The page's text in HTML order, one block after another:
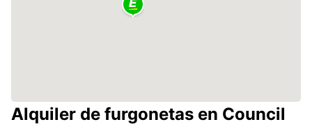
Alquiler de furgonetas en Council